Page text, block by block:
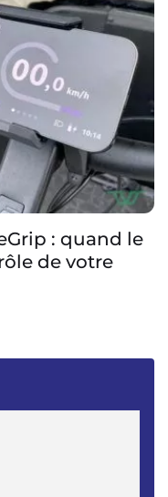
: quand le
de votre